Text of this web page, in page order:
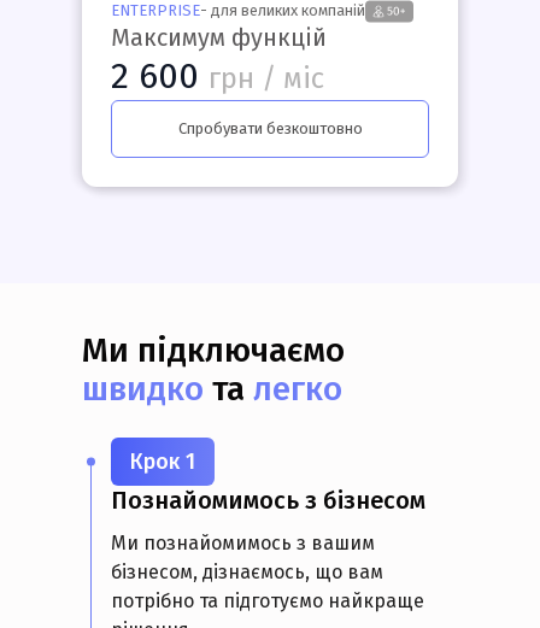
ENTERPRISE- для великих компаній
Максимум функцій
2 600 грн / міс
Спробувати безкоштовно
Ми підключаємо
швидко та легко
Крок 1
Познайомимось з бізнесом
Ми познайомимось з вашим
бізнесом, дізнаємось, що вам
потрібно та підготуємо найкраще